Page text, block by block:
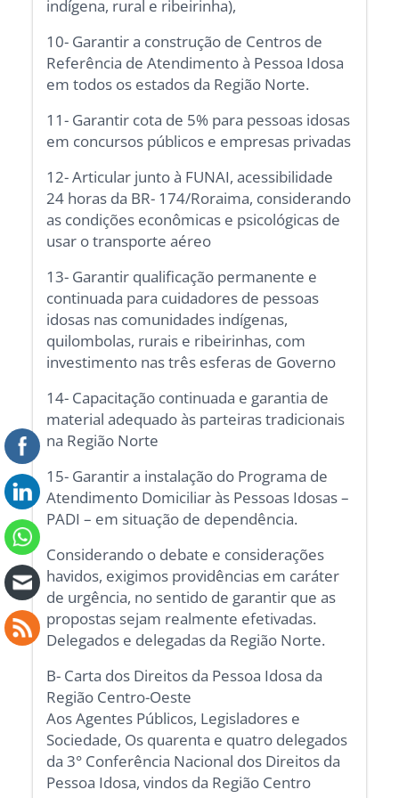
indígena, rural e ribeirinha),
10- Garantir a construção de Centros de
Referência de Atendimento à Pessoa Idosa
em todos os estados da Região Norte.
11- Garantir cota de 5% para pessoas idosas
em concursos públicos e empresas privadas
12- Articular junto à FUNAI, acessibilidade
24 horas da BR- 174/Roraima, considerando
as condições econômicas e psicológicas de
usar o transporte aéreo
13- Garantir qualificação permanente e
continuada para cuidadores de pessoas
idosas nas comunidades indígenas,
quilombolas, rurais e ribeirinhas, com
investimento nas três esferas de Governo
14- Capacitação continuada e garantia de
material adequado às parteiras tradicionais
na Região Norte
15- Garantir a instalação do Programa de
Atendimento Domiciliar às Pessoas Idosas –
PADI – em situação de dependência.
Considerando o debate e considerações
havidos, exigimos providências em caráter
de urgência, no sentido de garantir que as
propostas sejam realmente efetivadas.
Delegados e delegadas da Região Norte.
B- Carta dos Direitos da Pessoa Idosa da
Região Centro-Oeste
Aos Agentes Públicos, Legisladores e
Sociedade, Os quarenta e quatro delegados
da 3° Conferência Nacional dos Direitos da
Pessoa Idosa, vindos da Região Centro